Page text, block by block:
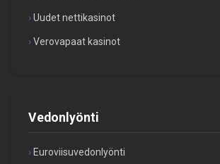
Uudet nettikasinot
Verovapaat kasinot
Vedonlyönti
Euroviisuvedonlyönti